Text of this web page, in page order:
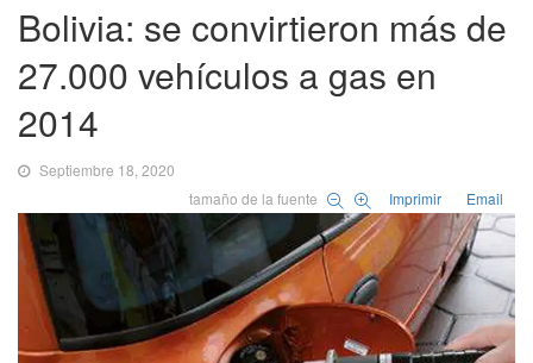
Bolivia: se convirtieron más de
27.000 vehículos a gas en
2014
Septiembre 18, 2020
tamaño de la fuente
Imprimir Email